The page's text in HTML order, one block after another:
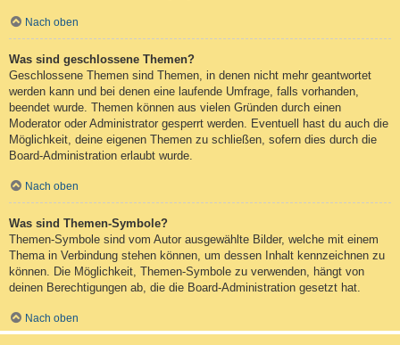
Nach oben
Was sind geschlossene Themen?
Geschlossene Themen sind Themen, in denen nicht mehr geantwortet
werden kann und bei denen eine laufende Umfrage, falls vorhanden,
beendet wurde. Themen können aus vielen Gründen durch einen
Moderator oder Administrator gesperrt werden. Eventuell hast du auch die
Möglichkeit, deine eigenen Themen zu schließen, sofern dies durch die
Board-Administration erlaubt wurde.
Nach oben
Was sind Themen-Symbole?
Themen-Symbole sind vom Autor ausgewählte Bilder, welche mit einem
Thema in Verbindung stehen können, um dessen Inhalt kennzeichnen zu
können. Die Möglichkeit, Themen-Symbole zu verwenden, hängt von
deinen Berechtigungen ab, die die Board-Administration gesetzt hat.
Nach oben